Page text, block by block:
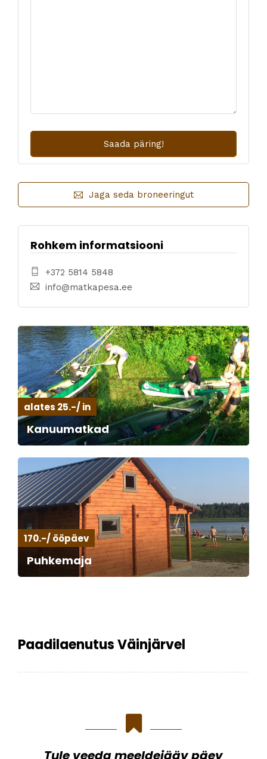
Jaga seda broneeringut
Rohkem informatsiooni
+372 5814 5848
info@matkapesa.ee
alates 25.-/ in
Kanuumatkad
170.-/ ööpäev
Puhkemaja
Paadilaenutus Väinjärvel
Tule veeda meeldejääv päev